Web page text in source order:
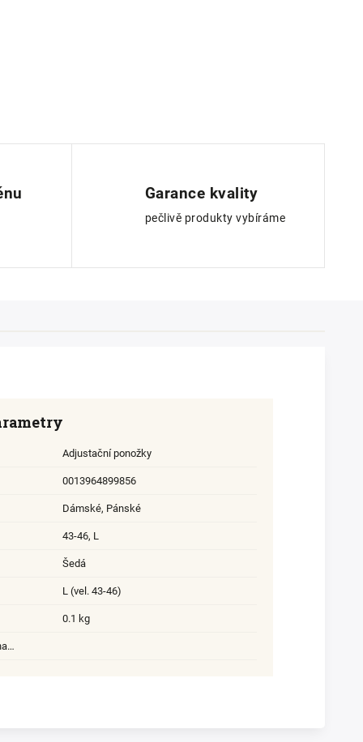
Garance kvality
pečlivě produkty vybíráme
Adjustační ponožky
0013964899856
Dámské, Pánské
43-46, L
Šedá
L (vel. 43-46)
0.1 kg